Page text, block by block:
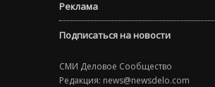
Реклама
Подписаться на новости
СМИ Деловое Сообщество
Редакция: news@newsdelo.com